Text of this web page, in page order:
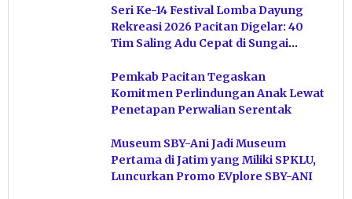
Seri Ke-14 Festival Lomba Dayung
Rekreasi 2026 Pacitan Digelar: 40
Tim Saling Adu Cepat di Sungai
Pemkab Pacitan Tegaskan
Komitmen Perlindungan Anak Lewat
Penetapan Perwalian Serentak
Museum SBY-Ani Jadi Museum
Pertama di Jatim yang Miliki SPKLU,
Luncurkan Promo EVplore SBY-ANI